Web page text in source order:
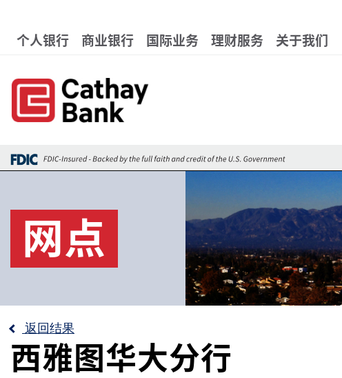
Global Header Hierarchy Menu
个人银行 商业银行 国际业务 理财服务 关于我们
网点
返回结果
西雅图华大分行